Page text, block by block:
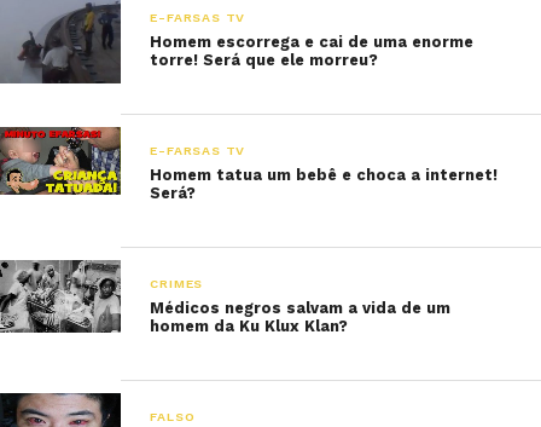
E-FARSAS TV
Homem escorrega e cai de uma enorme
torre! Será que ele morreu?
E-FARSAS TV
Homem tatua um bebê e choca a internet!
Será?
CRIMES
Médicos negros salvam a vida de um
homem da Ku Klux Klan?
FALSO